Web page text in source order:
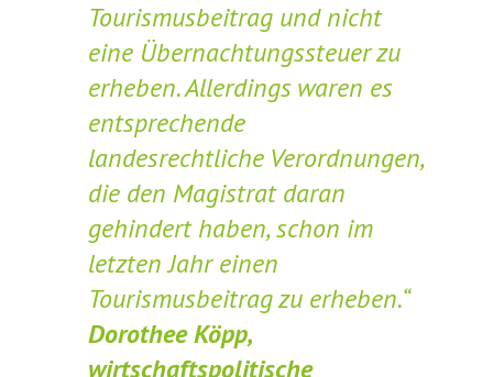
Tourismusbeitrag und nicht
eine Übernachtungssteuer zu
erheben. Allerdings waren es
entsprechende
landesrechtliche Verordnungen,
die den Magistrat daran
gehindert haben, schon im
letzten Jahr einen
Tourismusbeitrag zu erheben.“
Dorothee Köpp,
wirtschaftspolitische